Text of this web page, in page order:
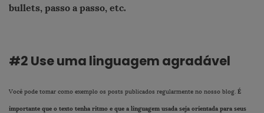
bullets, passo a passo, etc.
#2 Use uma linguagem agradável
Você pode tomar como exemplo os posts publicados regularmente no nosso blog. É
importante que o texto tenha ritmo e que a linguagem usada seja orientada para seus